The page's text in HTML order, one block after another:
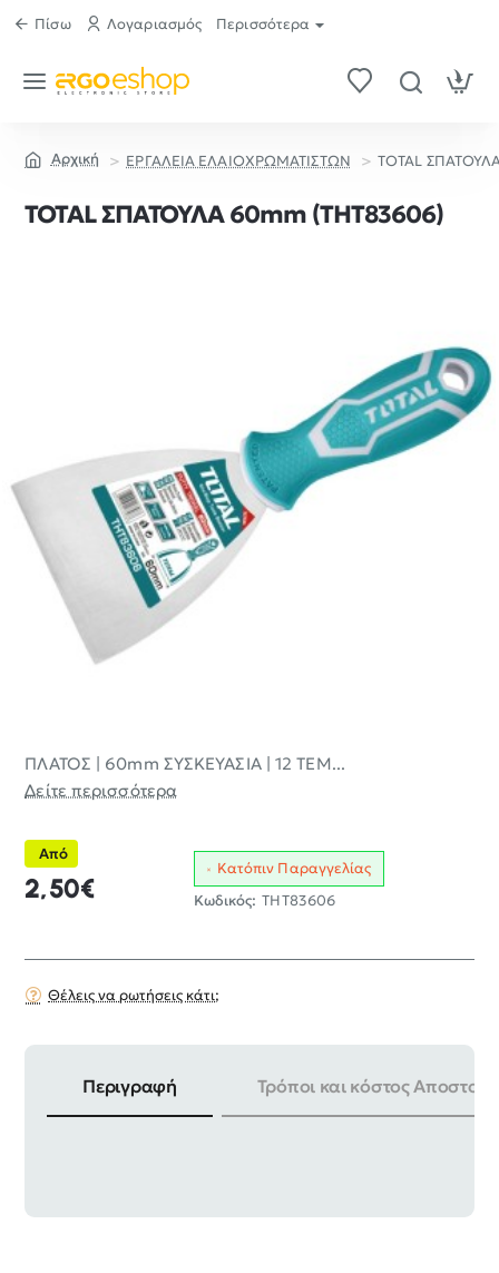
Πίσω Λογαριασμός Περισσότερα
ΕΡΓΑΛΕΙΑ ΕΛΑΙΟΧΡΩΜΑΤΙΣΤΩΝ TOTAL
TOTAL ΣΠΑΤΟΥΛΑ 60mm (THT83606)
ΠΛΑΤΟΣ | 60mm ΣΥΣΚΕΥΑΣΙΑ | 12 TEM...
Δείτε περισσότερα
Από
2,50€
Κατόπιν Παραγγελίας
Κωδικός: THT83606
Θέλεις να ρωτήσεις κάτι;
Περιγραφή Τρόποι και κόστος
ΠΛΑΤΟΣ | 60mm ΣΥΣΚΕΥΑΣΙΑ | 12 TEM